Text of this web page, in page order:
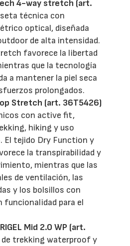
4-way stretch (art.
técnica con
optical, diseñada
de alta intensidad.
favorece la libertad
que la tecnología
a mantener la piel seca
prolongados.
Stretch (art. 36T5426)
con active fit,
hiking y uso
El tejido Dry Function y
la transpirabilidad y
mientras que las
de ventilación, las
y los bolsillos con
funcionalidad para el
Mid 2.0 WP (art.
de trekking waterproof y